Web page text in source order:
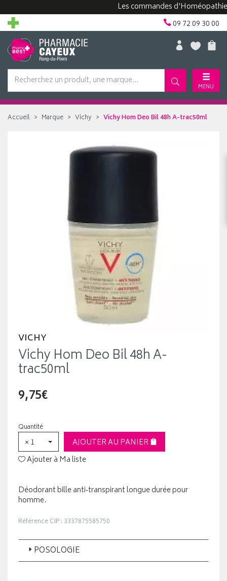
Les commandes d'Homéopathie
09 72 09 30 00
MENU
Accueil Marque Vichy Vichy Hom Deo Bil 48h A-trac50ml
VICHY
Vichy Hom Deo Bil 48h A-
trac50ml
9,75€
Quantité
× 1
AJOUTER AU PANIER
Ajouter à Ma liste
Déodorant bille anti‑transpirant longue durée pour
homme.
Référence CIP : 3337875585750
POSOLOGIE